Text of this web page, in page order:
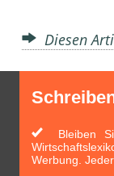
Diesen
Bleiben
Werbung.